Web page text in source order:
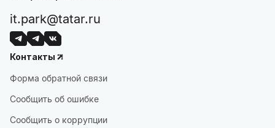
it.park@tatar.ru
Контакты
Форма обратной связи
Сообщить об ошибке
Сообщить о коррупции